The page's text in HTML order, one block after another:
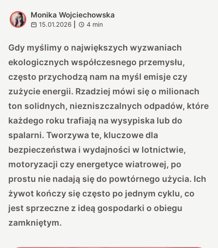
M
Monika Wojciechowska
15.01.2026 4 min
Gdy myślimy o największych wyzwaniach
ekologicznych współczesnego przemysłu,
często przychodzą nam na myśl emisje czy
zużycie energii. Rzadziej mówi się o milionach
ton solidnych, niezniszczalnych odpadów, które
każdego roku trafiają na wysypiska lub do
spalarni. Tworzywa te, kluczowe dla
bezpieczeństwa i wydajności w lotnictwie,
motoryzacji czy energetyce wiatrowej, po
prostu nie nadają się do powtórnego użycia. Ich
żywot kończy się często po jednym cyklu, co
jest sprzeczne z ideą gospodarki o obiegu
zamkniętym.